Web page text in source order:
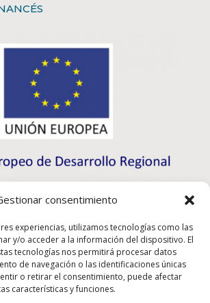
consentimiento
experiencias, utilizamos tecnologías como las
y/o acceder a la información del dispositivo. El
tecnologías nos permitirá procesar datos
de navegación o las identificaciones únicas
o retirar el consentimiento, puede afectar
características y funciones.